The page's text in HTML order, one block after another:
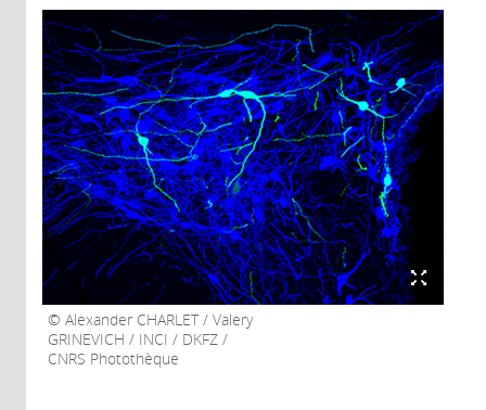
Alexander CHARLET / Valery
GRINEVICH / INCI / DKFZ /
CNRS Photothèque